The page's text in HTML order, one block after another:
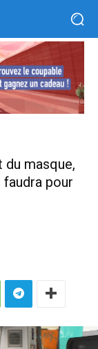
du masque,
pour